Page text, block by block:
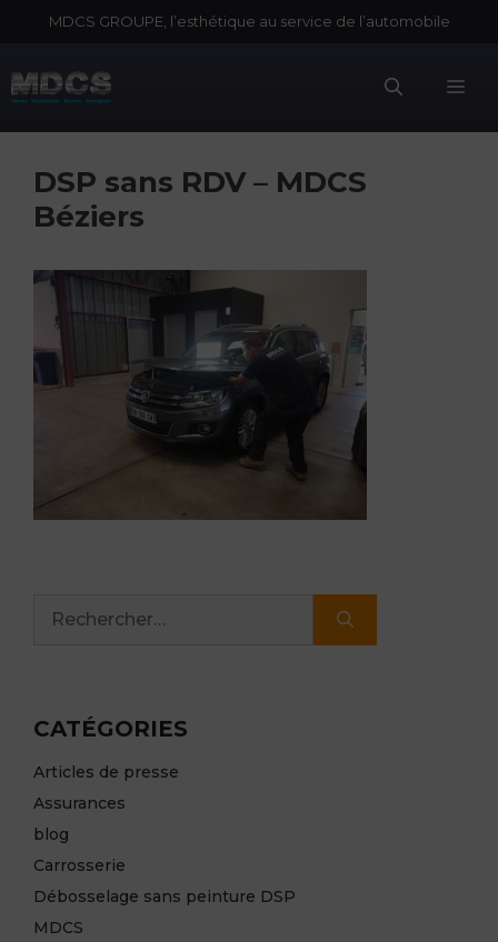
MDCS GROUPE, l’esthétique au service de l’automobile
DSP sans RDV – MDCS
Béziers
CATÉGORIES
Articles de presse
Assurances
blog
Carrosserie
Débosselage sans peinture DSP
MDCS